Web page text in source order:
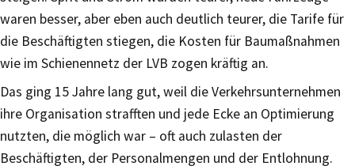
waren besser, aber eben auch deutlich teurer, die Tarife für
die Beschäftigten stiegen, die Kosten für Baumaßnahmen
wie im Schienennetz der LVB zogen kräftig an.
Das ging 15 Jahre lang gut, weil die Verkehrsunternehmen
ihre Organisation strafften und jede Ecke an Optimierung
nutzten, die möglich war – oft auch zulasten der
Beschäftigten, der Personalmengen und der Entlohnung.